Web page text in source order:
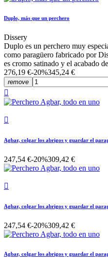
Duplo, más que un perchero
Dissery
Duplo es un perchero muy
como paragüero fabricado por
es cromo satinado y el acabado
276,19 €-20%345,24 €
remove


Agbar, colgar los abrigos y guardar el
247,54 €-20%309,42 €

Agbar, colgar los abrigos y guardar el
247,54 €-20%309,42 €
Agbar, colgar los abrigos y guardar el